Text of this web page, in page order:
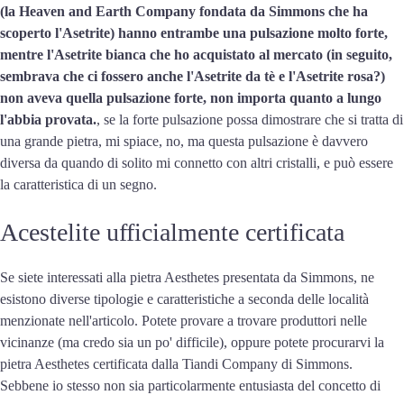
(la Heaven and Earth Company fondata da Simmons che ha
scoperto l'Asetrite) hanno entrambe una pulsazione molto forte,
mentre l'Asetrite bianca che ho acquistato al mercato (in seguito,
sembrava che ci fossero anche l'Asetrite da tè e l'Asetrite rosa?)
non aveva quella pulsazione forte, non importa quanto a lungo
l'abbia provata., se la forte pulsazione possa dimostrare che si tratta di
una grande pietra, mi spiace, no, ma questa pulsazione è davvero
diversa da quando di solito mi connetto con altri cristalli, e può essere
la caratteristica di un segno.
Acestelite ufficialmente certificata
Se siete interessati alla pietra Aesthetes presentata da Simmons, ne
esistono diverse tipologie e caratteristiche a seconda delle località
menzionate nell'articolo. Potete provare a trovare produttori nelle
vicinanze (ma credo sia un po' difficile), oppure potete procurarvi la
pietra Aesthetes certificata dalla Tiandi Company di Simmons.
Sebbene io stesso non sia particolarmente entusiasta del concetto di